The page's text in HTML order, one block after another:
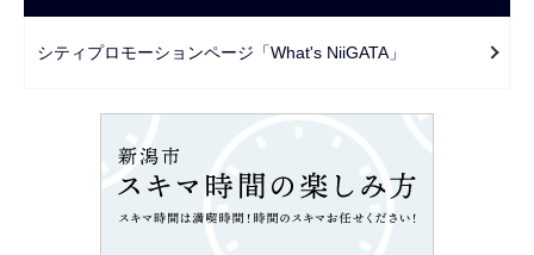
で
ゲ
ーシティプロモーションページ「What's NiiGATA」